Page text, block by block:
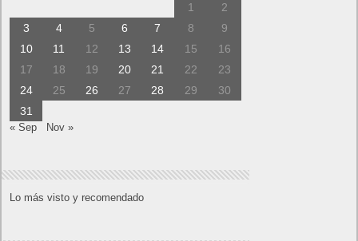
1
2
3
4 5 6 7 8
9
10
11 12 13 14 15
16
17
18 19 20 21 22
23
24
25 26 27 28 29
30
31
« Sep Nov »
Lo más visto y recomendado